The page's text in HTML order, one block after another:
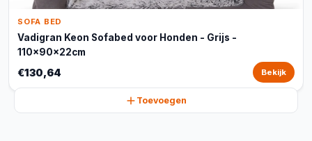
SOFA BED
Vadigran Keon Sofabed voor Honden - Grijs -
110x90x22cm
€130,64 Bekijk
Toevoegen